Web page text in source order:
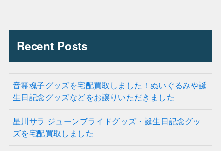
Recent Posts
音霊魂子グッズを宅配買取しました！ぬいぐるみや誕
生日記念グッズなどをお譲りいただきました
星川サラ ジューンブライドグッズ・誕生日記念グッ
ズを宅配買取しました